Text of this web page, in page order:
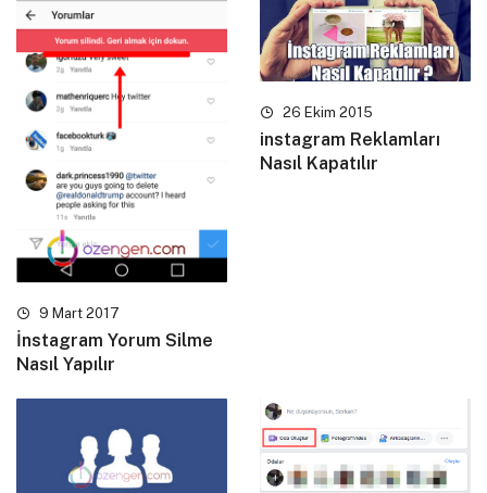
9 Mart 2017
İnstagram Yorum Silme
Nasıl Yapılır
26 Ekim 2015
instagram Reklamları
Nasıl Kapatılır